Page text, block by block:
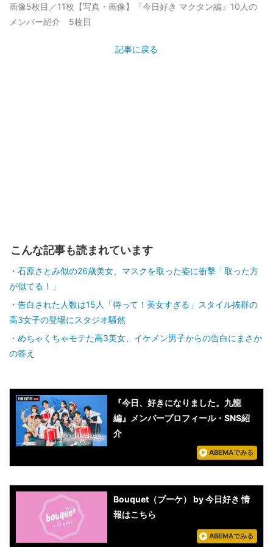
画像5枚目／11枚 【写真・画像】『今日好き マクタン編』10人の
メンバー紹介 5枚目
記事に戻る
こんな記事も読まれています
石原さとみ似の26歳美女、マスクを取った姿に衝撃「取った方
が似てる！」
告白された人数は15人「待って！美女すぎる」スタイル抜群の
高3女子の登場にスタジオ騒然
めちゃくちゃモテた高3美女、イケメン男子からの告白にまさか
の答え
『今日、好きになりました。九龍
編』メンバープロフィール・SNS紹
介
ABEMAでみる
Bouquet（ブーケ） by 今日好き 情
報はこちら
ABEMAでみる